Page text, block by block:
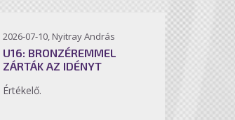
2026-07-10, Nyitray András
U16: BRONZÉREMMEL
ZÁRTÁK AZ IDÉNYT
Értékelő.